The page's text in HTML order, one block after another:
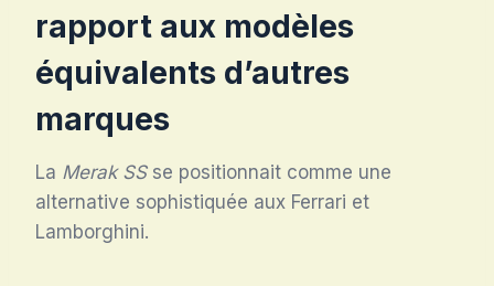
rapport aux modèles
équivalents d’autres
marques
La Merak SSse positionnait comme une
alternative sophistiquée aux Ferrari et
Lamborghini.